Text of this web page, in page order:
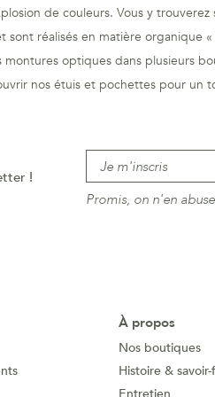
de couleurs. Vous y
réalisés en matière organique «
optiques dans plusieurs
nos étuis et pochettes pour un
!
Promis, on n'en
À propos
Nos boutiques
Histoire &